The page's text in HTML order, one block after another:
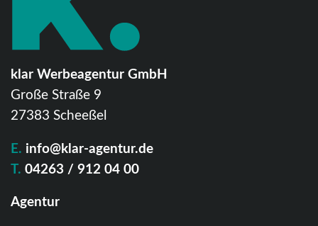
klar Werbeagentur GmbH
Große Straße 9
27383 Scheeßel
E. info@klar-agentur.de
T. 04263 / 912 04 00
Agentur